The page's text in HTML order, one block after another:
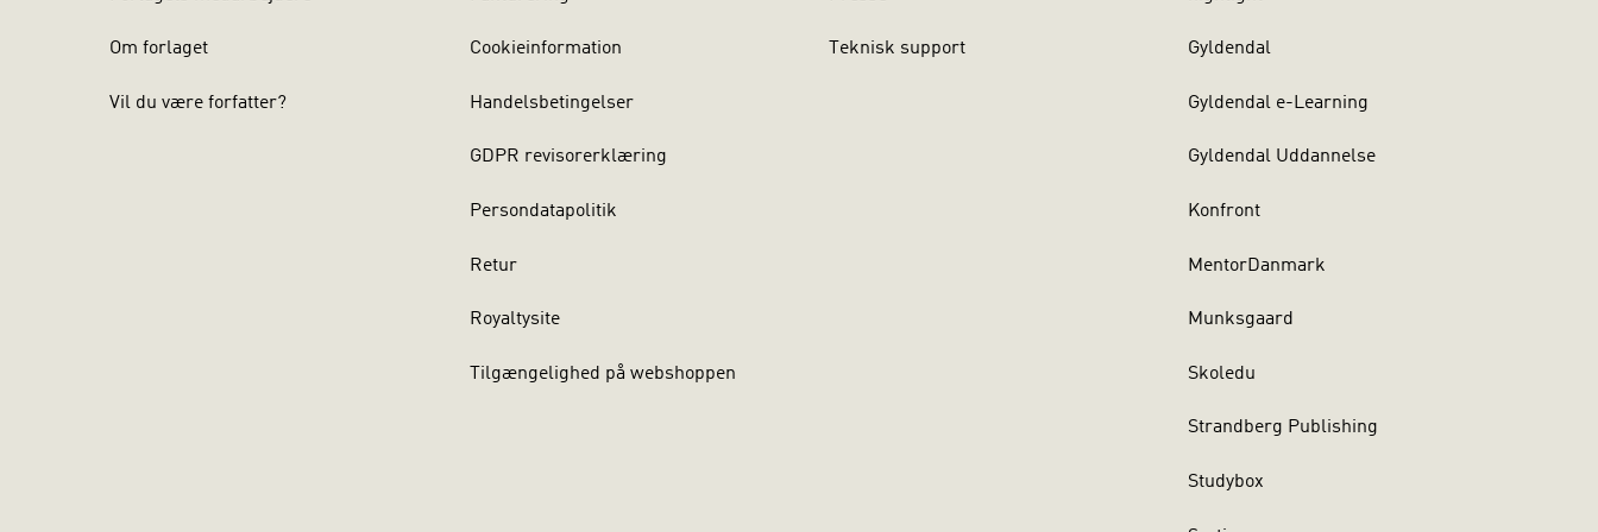
Om forlaget
Vil du være forfatter?
Cookieinformation
Handelsbetingelser
GDPR revisorerklæring
Persondatapolitik
Retur
Royaltysite
Tilgængelighed på webshoppen
Teknisk support Gyldendal
Gyldendal e-Learning
Gyldendal Uddannelse
Konfront
MentorDanmark
Munksgaard
Skoledu
Strandberg Publishing
Studybox